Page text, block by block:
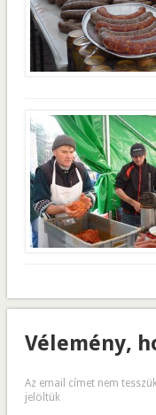
Vélemény,
Az email címet nem
jelöltük